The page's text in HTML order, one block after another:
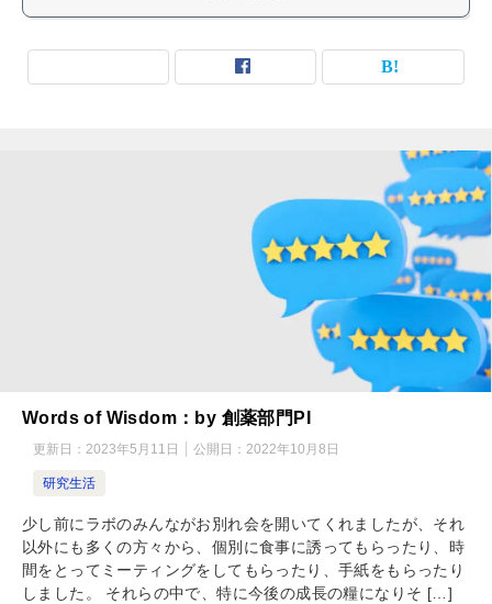
Words of Wisdom：by 創薬部門PI
更新日： 2023年5月11日 公開日： 2022年10月8日
研究生活
少し前にラボのみんながお別れ会を開いてくれましたが、それ
以外にも多くの方々から、個別に食事に誘ってもらったり、時
間をとってミーティングをしてもらったり、手紙をもらったり
しました。 それらの中で、特に今後の成長の糧になりそ […]